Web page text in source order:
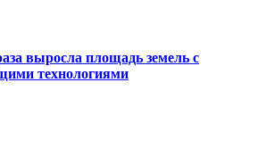
выросла площадь земель с
технологиями